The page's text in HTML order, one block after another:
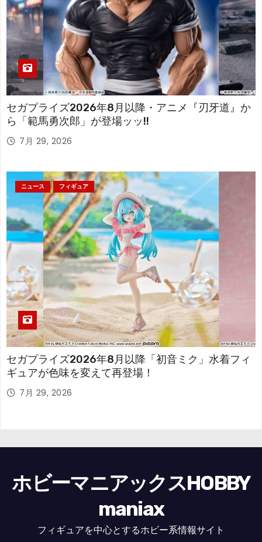
セガプライズ2026年8月以降・アニメ『刃牙道』か
ら「範馬勇次郎」が登場ッッ!!
7月 29, 2026
ニュース フィギュア
セガプライズ2026年8月以降「初音ミク」水着フィ
ギュアが色味を変えて再登場！
7月 29, 2026
ホビーマニアックスHOBBY
maniax
フィギュアを中心とするホビー系情報サイト